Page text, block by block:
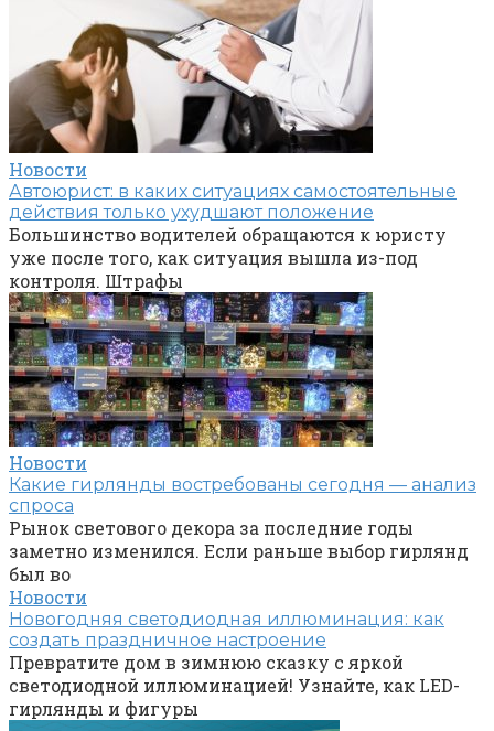
Новости
Автоюрист: в каких ситуациях самостоятельные
действия только ухудшают положение
Большинство водителей обращаются к юристу
уже после того, как ситуация вышла из-под
контроля. Штрафы
Новости
Какие гирлянды востребованы сегодня — анализ
спроса
Рынок светового декора за последние годы
заметно изменился. Если раньше выбор гирлянд
был во
Новости
Новогодняя светодиодная иллюминация: как
создать праздничное настроение
Превратите дом в зимнюю сказку с яркой
светодиодной иллюминацией! Узнайте, как LED-
гирлянды и фигуры